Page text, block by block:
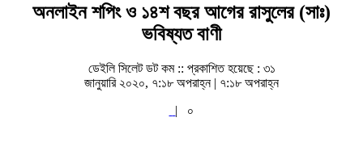
অনলাইন শপিং ও ১৪শ বছর আগের রাসুলের (সাঃ)
ভবিষ্যত বাণী
ডেইলি সিলেট ডট কম :: প্রকাশিত হয়েছে : ৩১
জানুয়ারি ২০২০, ৭:১৮ অপরাহ্ন | ৭:১৮ অপরাহ্ন
|
০